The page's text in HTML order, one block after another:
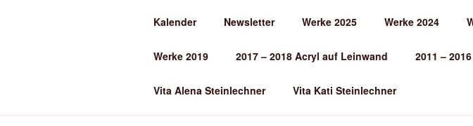
ALENA
Kalender Newsletter Werke 2025 Werke 2024
Werke 2019 2017 – 2018 Acryl auf Leinwand 2011 –
Vita Alena Steinlechner Vita Kati Steinlechner